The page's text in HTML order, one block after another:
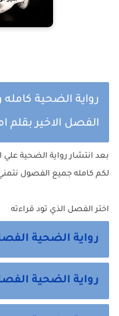
رواية الضحية
الفصل الاخير بقلم
بعد انتشار رواية الضحية
لكم كامله جميع الفصول
اختر الفصل الذي تود قراءته
رواية الضحية
رواية الضحية